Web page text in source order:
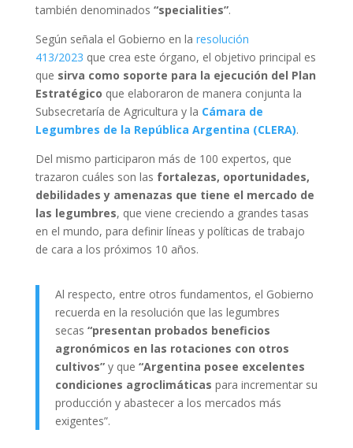
también denominados “specialities”.
Según señala el Gobierno en la resolución
413/2023 que crea este órgano, el objetivo principal es
que sirva como soporte para la ejecución del Plan
Estratégico que elaboraron de manera conjunta la
Subsecretaría de Agricultura y la Cámara de
Legumbres de la República Argentina (CLERA).
Del mismo participaron más de 100 expertos, que
trazaron cuáles son las fortalezas, oportunidades,
debilidades y amenazas que tiene el mercado de
las legumbres, que viene creciendo a grandes tasas
en el mundo, para definir líneas y políticas de trabajo
de cara a los próximos 10 años.
Al respecto, entre otros fundamentos, el Gobierno
recuerda en la resolución que las legumbres
secas “presentan probados beneficios
agronómicos en las rotaciones con otros
cultivos”y que “Argentina posee excelentes
condiciones agroclimáticas para incrementar su
producción y abastecer a los mercados más
exigentes”.